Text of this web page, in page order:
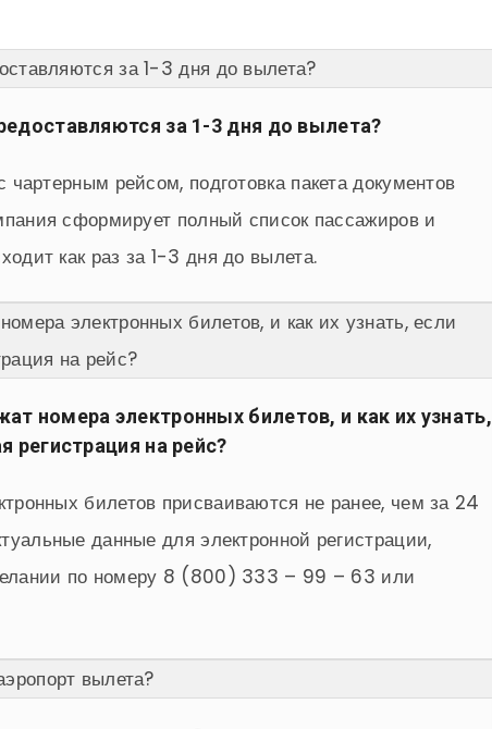
за 1-3 дня до вылета?
за 1-3 дня до вылета?
рейсом, подготовка пакета документов
сформирует полный список пассажиров и
как раз за 1-3 дня до вылета.
электронных билетов, и как их узнать, если
на рейс?
номера электронных билетов, и как их узнать,
регистрация на рейс?
билетов присваиваются не ранее, чем за 24
данные для электронной регистрации,
по номеру 8 (800) 333 – 99 – 63 или
вылета?